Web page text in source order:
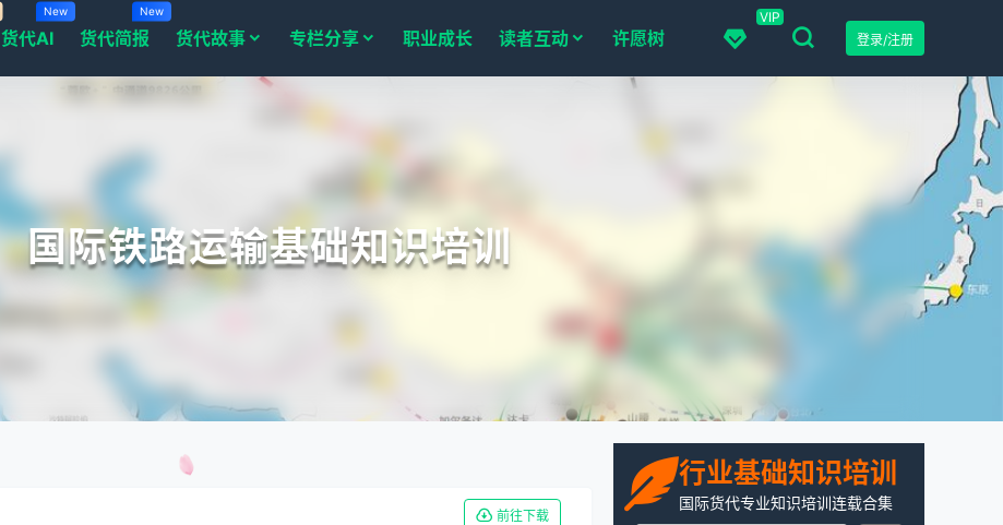
VIP
登录/注册
货代AI
New
货代简报
New
货代故事 专栏分享 职业成长 读者互动 许愿树
国际铁路运输基础知识培训
前往下载
行业基础知识培训
国际货代专业知识培训连载合集